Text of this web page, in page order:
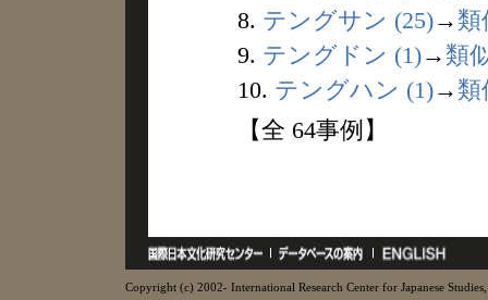
8. テングサン (25)→ 類
9. テングドン (1)→ 類
10. テングハン (1)→ 類
【全 64事例】
Copyright (c) 2002- International Research Center for Japanese